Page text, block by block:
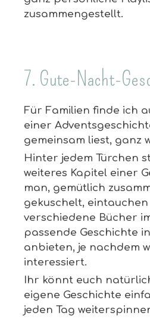
zusammengestellt.
7. Gute-Nacht-
Für Familien finde ich
einer
gemeinsam liest, ganz
Hinter jedem Türchen
weiteres Kapitel einer
man, gemütlich
gekuschelt,
verschiedene Bücher
passende Geschichte
anbieten, je nachdem
interessiert.
Ihr könnt euch
eigene Geschichte
jeden Tag